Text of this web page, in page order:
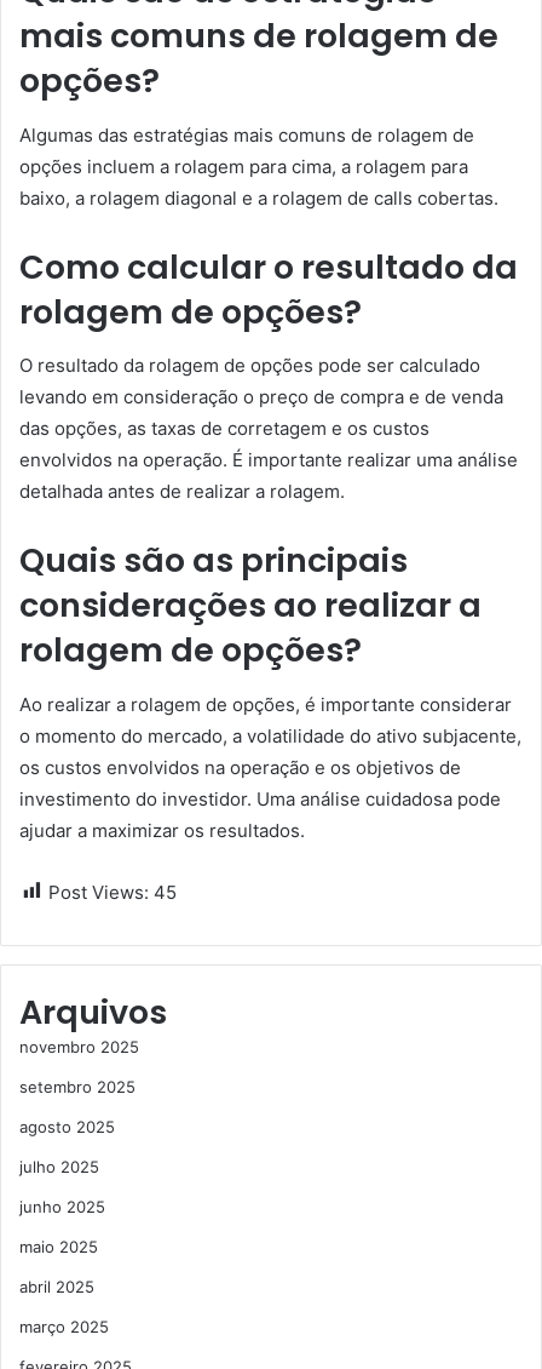
mais comuns de rolagem de
opções?
Algumas das estratégias mais comuns de rolagem de
opções incluem a rolagem para cima, a rolagem para
baixo, a rolagem diagonal e a rolagem de calls cobertas.
Como calcular o resultado da
rolagem de opções?
O resultado da rolagem de opções pode ser calculado
levando em consideração o preço de compra e de venda
das opções, as taxas de corretagem e os custos
envolvidos na operação. É importante realizar uma análise
detalhada antes de realizar a rolagem.
Quais são as principais
considerações ao realizar a
rolagem de opções?
Ao realizar a rolagem de opções, é importante considerar
o momento do mercado, a volatilidade do ativo subjacente,
os custos envolvidos na operação e os objetivos de
investimento do investidor. Uma análise cuidadosa pode
ajudar a maximizar os resultados.
Post Views: 45
Arquivos
novembro 2025
setembro 2025
agosto 2025
julho 2025
junho 2025
maio 2025
abril 2025
março 2025